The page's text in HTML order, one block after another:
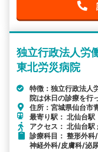
独立行政法人労
東北労災病院
特徴：独立行政法人
院は休日の診療を行
住所：宮城県仙台市
最寄り駅： 北仙台
アクセス： 北仙台駅
診療科目： 整形外
神経外科/皮膚科/泌